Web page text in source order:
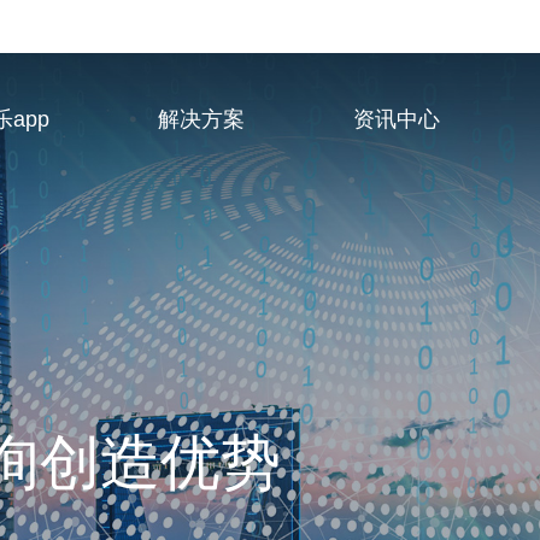
app 解决方案 资讯中心
创造优势
服务供应商